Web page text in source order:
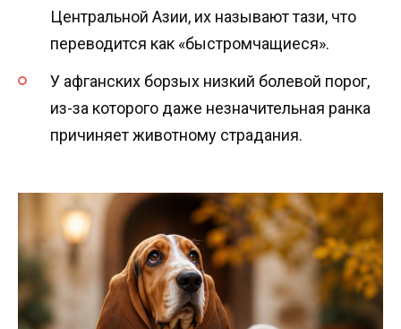
Центральной Азии, их называют тази, что
переводится как «быстромчащиеся».
У афганских борзых низкий болевой порог,
из-за которого даже незначительная ранка
причиняет животному страдания.